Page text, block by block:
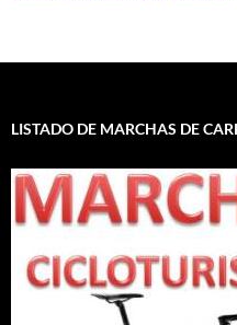
LISTADO DE MARCHAS DE